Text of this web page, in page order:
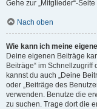
Gehe zur „Mitglieder“-
Nach oben
Wie kann ich meine
Deine eigenen Beiträge
Beiträge“ im
kannst du auch „Deine
oder „Beiträge des
verwenden. Benutze die
zu suchen. Trage dort die